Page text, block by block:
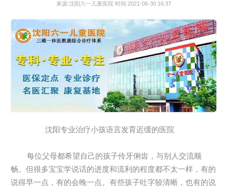
来源:沈阳六一儿童医院 时间:2021-06-30 16:37
沈阳专业治疗小孩语言发育迟缓的医院
每位父母都希望自己的孩子伶牙俐齿，与别人交流顺
畅。但很多宝宝学说话的进度和流利的程度都不太一样，有的
说得早一点，有的会晚一点。有些孩子吐字较清晰，也有的说